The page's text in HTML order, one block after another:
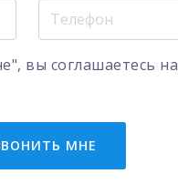
вы соглашаетесь на
МНЕ